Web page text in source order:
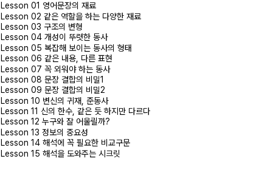
Lesson 01 영어문장의 재료
Lesson 02 같은 역할을 하는 다양한 재료
Lesson 03 구조의 변형
Lesson 04 개성이 뚜렷한 동사
Lesson 05 복잡해 보이는 동사의 형태
Lesson 06 같은 내용, 다른 표현
Lesson 07 꼭 외워야 하는 동사
Lesson 08 문장 결합의 비밀1
Lesson 09 문장 결합의 비밀2
Lesson 10 변신의 귀재, 준동사
Lesson 11 신의 한수, 같은 듯 하지만 다르다
Lesson 12 누구와 잘 어울릴까?
Lesson 13 정보의 중요성
Lesson 14 해석에 꼭 필요한 비교구문
Lesson 15 해석을 도와주는 시크릿